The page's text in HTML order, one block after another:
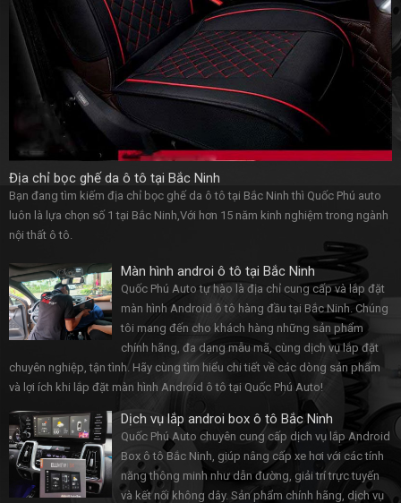
Địa chỉ bọc ghế da ô tô tại Bắc Ninh
Bạn đang tìm kiếm địa chỉ bọc ghế da ô tô tại Bắc Ninh thì Quốc Phú auto
luôn là lựa chọn số 1 tại Bắc Ninh,Với hơn 15 năm kinh nghiệm trong ngành
nội thất ô tô.
Màn hình androi ô tô tại Bắc Ninh
Quốc Phú Auto tự hào là địa chỉ cung cấp và lắp đặt
màn hình Android ô tô hàng đầu tại Bắc Ninh. Chúng
tôi mang đến cho khách hàng những sản phẩm
chính hãng, đa dạng mẫu mã, cùng dịch vụ lắp đặt
chuyên nghiệp, tận tình. Hãy cùng tìm hiểu chi tiết về các dòng sản phẩm
và lợi ích khi lắp đặt màn hình Android ô tô tại Quốc Phú Auto!
Dịch vụ lắp androi box ô tô Bắc Ninh
Quốc Phú Auto chuyên cung cấp dịch vụ lắp Android
Box ô tô Bắc Ninh, giúp nâng cấp xe hơi với các tính
năng thông minh như dẫn đường, giải trí trực tuyến
và kết nối không dây. Sản phẩm chính hãng, dịch vụ